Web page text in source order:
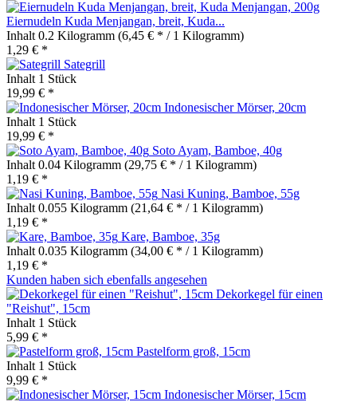
Eiernudeln Kuda Menjangan, breit, Kuda...
Inhalt 0.2 Kilogramm (6,45 € * / 1 Kilogramm)
1,29 € *
Sategrill
Inhalt 1 Stück
19,99 € *
Indonesischer Mörser, 20cm
Inhalt 1 Stück
19,99 € *
Soto Ayam, Bamboe, 40g
Inhalt 0.04 Kilogramm (29,75 € * / 1 Kilogramm)
1,19 € *
Nasi Kuning, Bamboe, 55g
Inhalt 0.055 Kilogramm (21,64 € * / 1 Kilogramm)
1,19 € *
Kare, Bamboe, 35g
Inhalt 0.035 Kilogramm (34,00 € * / 1 Kilogramm)
1,19 € *
Kunden haben sich ebenfalls angesehen
Dekorkegel für einen
"Reishut", 15cm
Inhalt 1 Stück
5,99 € *
Pastelform groß, 15cm
Inhalt 1 Stück
9,99 € *
Indonesischer Mörser, 15cm